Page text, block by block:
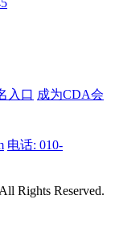
入口 成为CDA会
电话: 010-
Rights Reserved.